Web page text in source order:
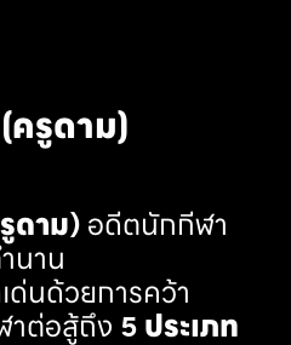
ครูดาม)
ดาม)อดีตนักกีฬา
นาน
ด่นด้วยการคว้า
าต่อสู้ถึง 5 ประเภท